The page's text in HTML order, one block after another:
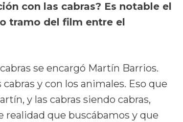
con las cabras? Es notable el
tramo del film entre el
se encargó Martín Barrios.
y con los animales. Eso que
y las cabras siendo cabras,
realidad que buscábamos y que